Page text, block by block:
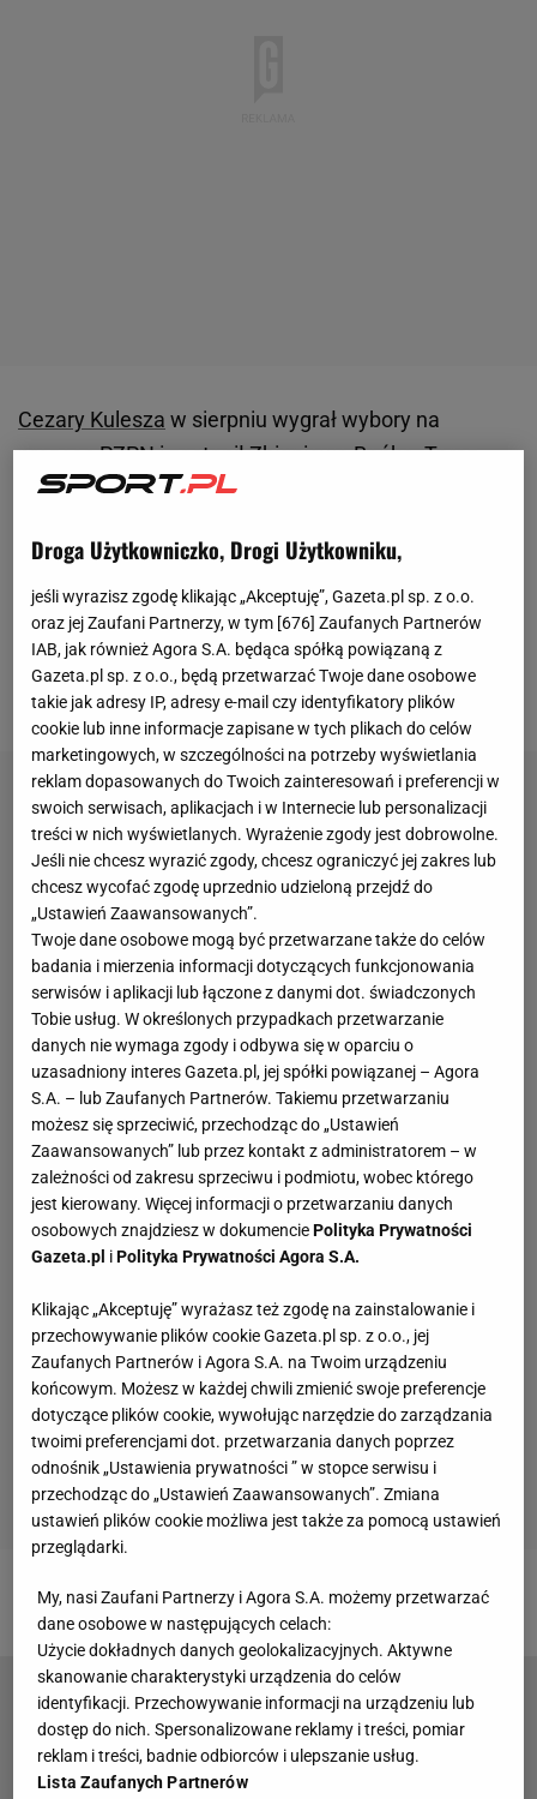
Cezary Kulesza w sierpniu wygrał wybory na
prezesaPZPNi zastąpiłZbigniewa Bońka. Teraz
okazało się, że na jaw wyszła ogromna afera w
informacji wynika, że w siedzibiePZPNznaleziono
podsłuch! Urządzenie znajdowało się w gabinecie
prezesa związku, Cezarego Kuleszy. Na urządzenie
natrafiono w piątek" - czytamy na portaluWP
Sportowefakty.
Zobacz wideo
Mecz wymknął się spod kontroli. Strzelanina na
trybunach [WIDEO]
Droga Użytkowniczko, Drogi Użytkowniku,
jeśli wyrazisz zgodę klikając „Akceptuję”, Gazeta.pl sp. z o.o.
oraz jej Zaufani Partnerzy, w tym [676] Zaufanych Partnerów
IAB, jak również Agora S.A. będąca spółką powiązaną z
Gazeta.pl sp. z o.o., będą przetwarzać Twoje dane osobowe
takie jak adresy IP, adresy e-mail czy identyfikatory plików
cookie lub inne informacje zapisane w tych plikach do celów
marketingowych, w szczególności na potrzeby wyświetlania
reklam dopasowanych do Twoich zainteresowań i preferencji w
swoich serwisach, aplikacjach i w Internecie lub personalizacji
treści w nich wyświetlanych. Wyrażenie zgody jest dobrowolne.
Jeśli nie chcesz wyrazić zgody, chcesz ograniczyć jej zakres lub
chcesz wycofać zgodę uprzednio udzieloną przejdź do
„Ustawień Zaawansowanych”.
Twoje dane osobowe mogą być przetwarzane także do celów
badania i mierzenia informacji dotyczących funkcjonowania
serwisów i aplikacji lub łączone z danymi dot. świadczonych
Tobie usług. W określonych przypadkach przetwarzanie
danych nie wymaga zgody i odbywa się w oparciu o
uzasadniony interes Gazeta.pl, jej spółki powiązanej – Agora
S.A. – lub Zaufanych Partnerów. Takiemu przetwarzaniu
możesz się sprzeciwić, przechodząc do „Ustawień
Zaawansowanych” lub przez kontakt z administratorem – w
zależności od zakresu sprzeciwu i podmiotu, wobec którego
jest kierowany. Więcej informacji o przetwarzaniu danych
osobowych znajdziesz w dokumenciePolityka Prywatności
Gazeta.pl iPolityka Prywatności Agora S.A.
Klikając „Akceptuję” wyrażasz też zgodę na zainstalowanie i
przechowywanie plików cookie Gazeta.pl sp. z o.o., jej
Zaufanych Partnerów i Agora S.A. na Twoim urządzeniu
końcowym. Możesz w każdej chwili zmienić swoje preferencje
dotyczące plików cookie, wywołując narzędzie do zarządzania
twoimi preferencjami dot. przetwarzania danych poprzez
odnośnik „Ustawienia prywatności ” w stopce serwisu i
przechodząc do „Ustawień Zaawansowanych”. Zmiana
ustawień plików cookie możliwa jest także za pomocą ustawień
przeglądarki.
My, nasi Zaufani Partnerzy i Agora S.A. możemy przetwarzać
dane osobowe w następujących celach:
Użycie dokładnych danych geolokalizacyjnych. Aktywne
skanowanie charakterystyki urządzenia do celów
identyfikacji. Przechowywanie informacji na urządzeniu lub
dostęp do nich. Spersonalizowane reklamy i treści, pomiar
reklam i treści, badnie odbiorców i ulepszanie usług.
Lista Zaufanych Partnerów